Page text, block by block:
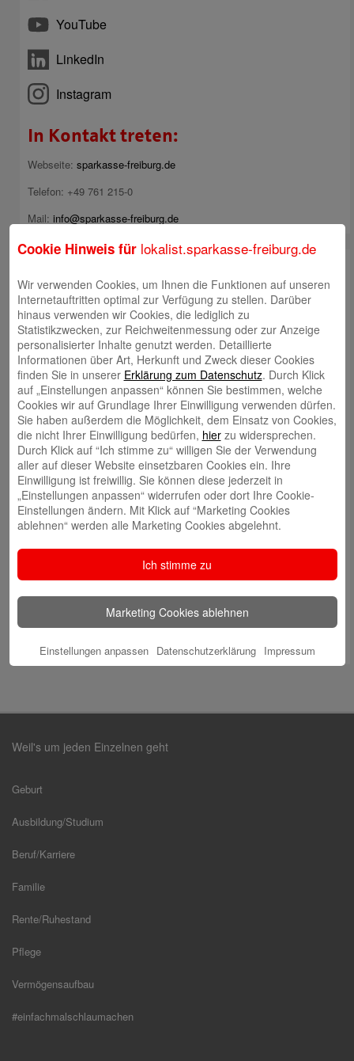
YouTube
LinkedIn
Instagram
In Kontakt treten:
Webseite: sparkasse-freiburg.de
Telefon: +49 761 215-0
Mail: info@sparkasse-freiburg.de
Weil's um jeden Einzelnen geht
Geburt
Ausbildung/Studium
Beruf/Karriere
Familie
Rente/Ruhestand
Pflege
Vermögensaufbau
#einfachmalschlaumachen
Cookie Hinweis für lokalist.sparkasse-freiburg.de
Wir verwenden Cookies, um Ihnen die Funktionen auf unseren
Internetauftritten optimal zur Verfügung zu stellen. Darüber
hinaus verwenden wir Cookies, die lediglich zu
Statistikzwecken, zur Reichweitenmessung oder zur Anzeige
personalisierter Inhalte genutzt werden. Detaillierte
Informationen über Art, Herkunft und Zweck dieser Cookies
finden Sie in unserer Erklärung zum Datenschutz. Durch Klick
auf „Einstellungen anpassen“ können Sie bestimmen, welche
Cookies wir auf Grundlage Ihrer Einwilligung verwenden dürfen.
Sie haben außerdem die Möglichkeit, dem Einsatz von Cookies,
die nicht Ihrer Einwilligung bedürfen, hierzu widersprechen.
Durch Klick auf “Ich stimme zu“ willigen Sie der Verwendung
aller auf dieser Website einsetzbaren Cookies ein. Ihre
Einwilligung ist freiwillig. Sie können diese jederzeit in
„Einstellungen anpassen“ widerrufen oder dort Ihre Cookie-
Einstellungen ändern. Mit Klick auf “Marketing Cookies
ablehnen“ werden alle Marketing Cookies abgelehnt.
Ich stimme zu
Marketing Cookies ablehnen
Einstellungen anpassen Datenschutzerklärung Impressum